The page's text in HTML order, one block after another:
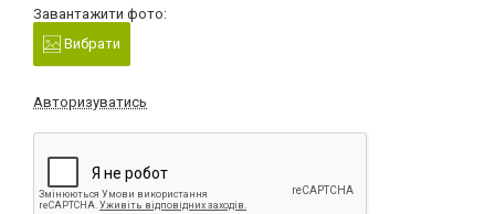
Завантажити фото:
Вибрати
Авторизуватись